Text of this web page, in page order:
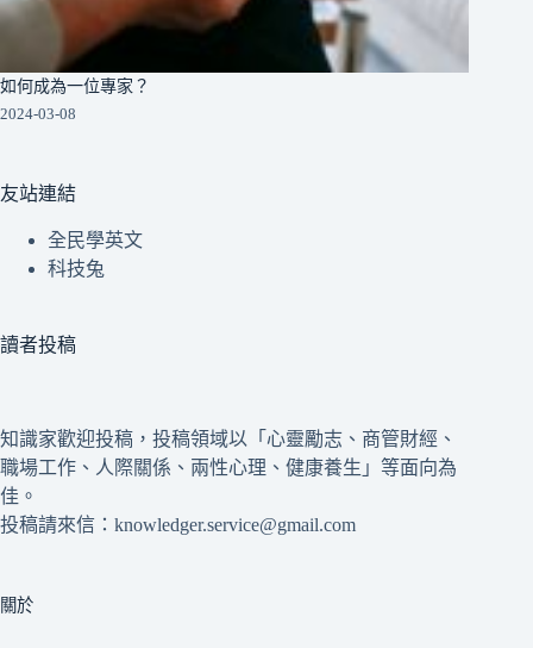
如何成為一位專家？
2024-03-08
友站連結
全民學英文
科技兔
讀者投稿
知識家歡迎投稿，投稿領域以「心靈勵志、商管財經、
職場工作、人際關係、兩性心理、健康養生」等面向為
佳。
投稿請來信：knowledger.service@gmail.com
關於